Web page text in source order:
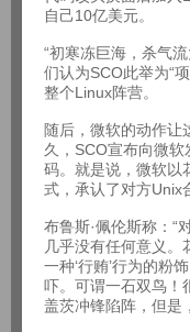
自己10亿美元。
“初寒冻巨海，杀气
们认为SCO此举为“
整个Linux阵营。
随后，微软的动作让
久，SCO宣布向微
码。就是说，微软以
式，承认了对方Unix
布鲁斯·佩伦斯称：“
几乎没有任何意义
一种‘行贿’行为的粉
吓。可谓一石双鸟！
盖茨冲锋陷阵，但是